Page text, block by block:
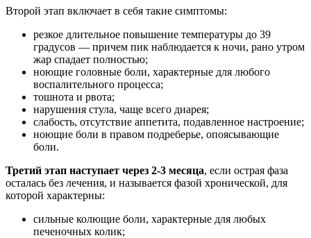
Второй этап включает в себя такие симптомы:
резкое длительное повышение температуры до 39
градусов — причем пик наблюдается к ночи, рано утром
жар спадает полностью;
ноющие головные боли, характерные для любого
воспалительного процесса;
тошнота и рвота;
нарушения стула, чаще всего диарея;
слабость, отсутствие аппетита, подавленное настроение;
ноющие боли в правом подреберье, опоясывающие
боли.
Третий этап наступает через 2-3 месяца, если острая фаза
осталась без лечения, и называется фазой хронической, для
которой характерны:
сильные колющие боли, характерные для любых
печеночных колик;